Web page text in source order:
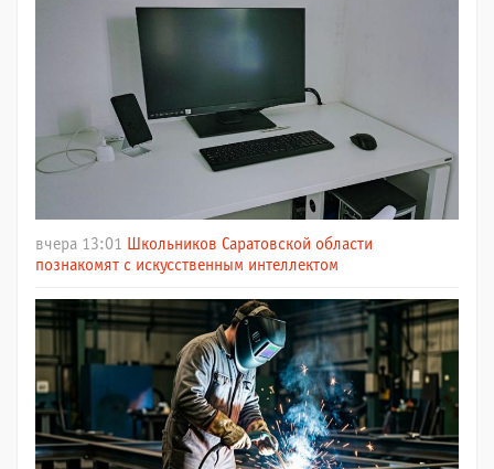
вчера 13:01 Школьников Саратовской области
познакомят с искусственным интеллектом